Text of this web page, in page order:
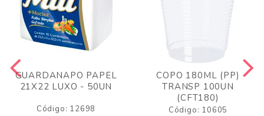
GUARDANAPO PAPEL
21X22 LUXO - 50UN
Código: 12698
COPO 180ML (PP)
TRANSP 100UN
(CFT180)
Código: 10605